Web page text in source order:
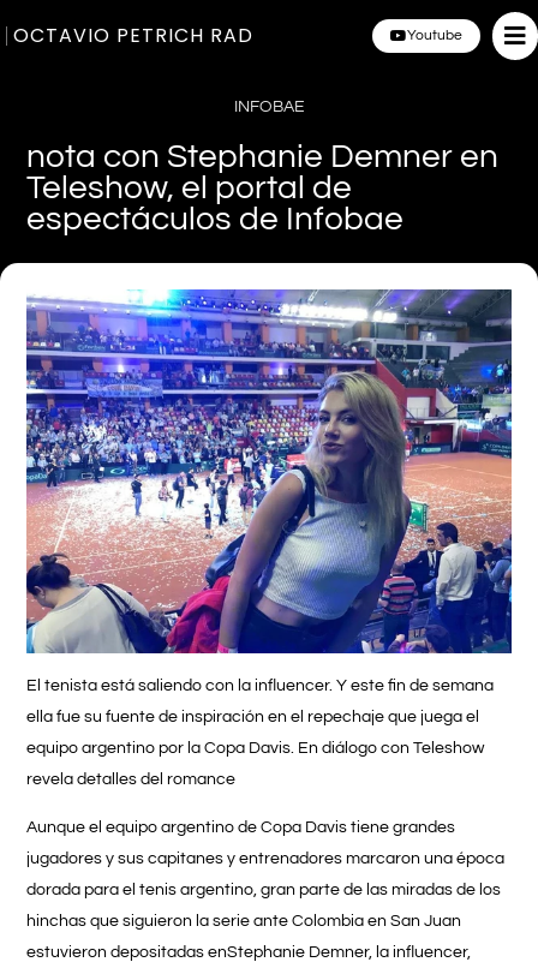
OCTAVIO PETRICH RAD Youtube
INFOBAE
nota con Stephanie Demner en
Teleshow, el portal de
espectáculos de Infobae
El tenista está saliendo con la influencer. Y este fin de semana
ella fue su fuente de inspiración en el repechaje que juega el
equipo argentino por la Copa Davis. En diálogo con Teleshow
revela detalles del romance
Aunque el equipo argentino deCopa Davis tiene grandes
jugadores y sus capitanes y entrenadores marcaron una época
dorada para el tenis argentino, gran parte de las miradas de los
hinchas que siguieron la serie ante Colombia en San Juan
estuvieron depositadas enStephanie Demner, la influencer,